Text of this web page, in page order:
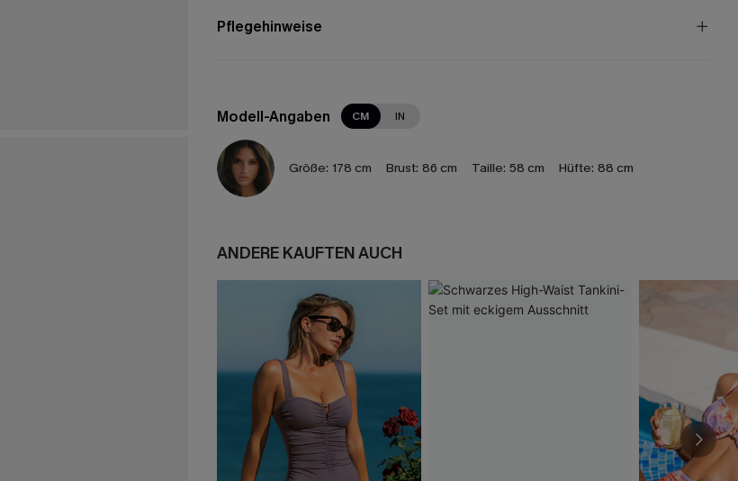
Pflegehinweise
Modell-Angaben CM IN
Größe: 178 cm Brust: 86 cm Taille: 58 cm Hüfte: 88 cm
ANDERE KAUFTEN AUCH